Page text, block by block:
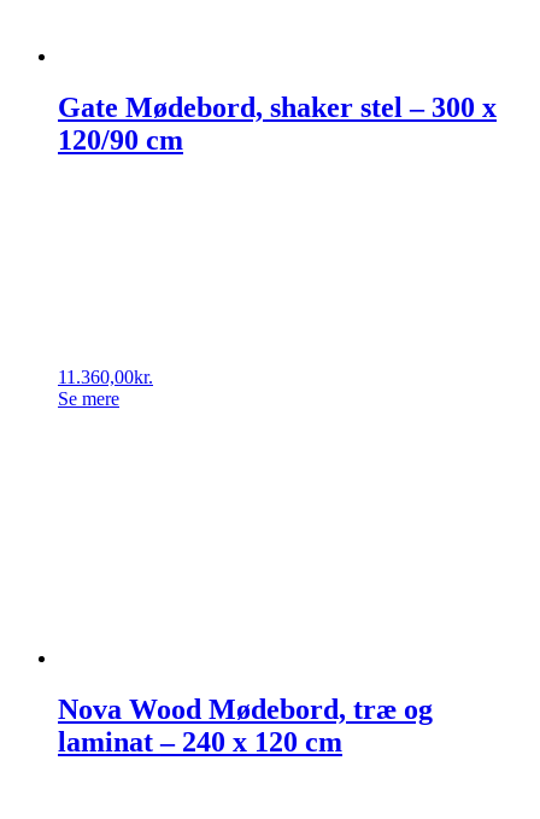
Gate Mødebord, shaker stel – 300 x
120/90 cm
11.360,00kr.
Se mere
Nova Wood Mødebord, træ og
laminat – 240 x 120 cm